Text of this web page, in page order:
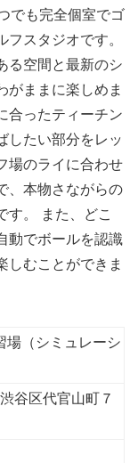
でも完全個室でゴ
スタジオです。
る空間と最新のシ
がままに楽しめま
合ったティーチン
したい部分をレッ
場のライに合わせ
、本物さながらの
す。 また、どこ
動でボールを認識
しむことができま
場（シミュレーシ
谷区代官山町７